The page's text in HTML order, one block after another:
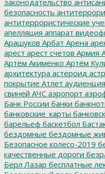
безопасность
антитеррористические
апелляция аппарат
Арашуков Арбат Арена
арест арест счетов Армия
Артём Акименко Артём
архитектура астероид
покрытие Атлет аудиенция
свиней АЧС аэропорт
Банк России банки
банковские_карты
барельеф баскетбол
бездомные бездомные
Безопасное колесо-2019
качественные дороги
Берл Лазар бесплатные